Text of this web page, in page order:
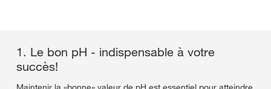
1. Le bon pH - indispensable à votre
succès!